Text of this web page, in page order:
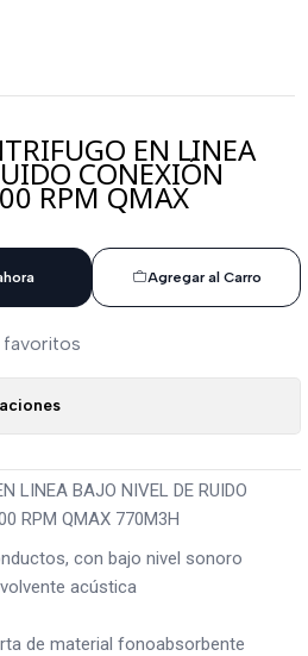
EN LINEA
CONEXIÓN
RPM QMAX
Agregar al Carro
favoritos
LINEA BAJO NIVEL DE RUIDO
RPM QMAX 770M3H
con bajo nivel sonoro
acústica
de material fonoabsorbente